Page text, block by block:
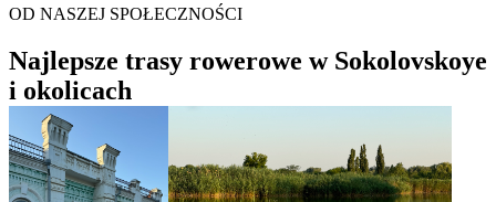
OD NASZEJ SPOŁECZNOŚCI
Najlepsze trasy rowerowe w Sokolovskoye
i okolicach